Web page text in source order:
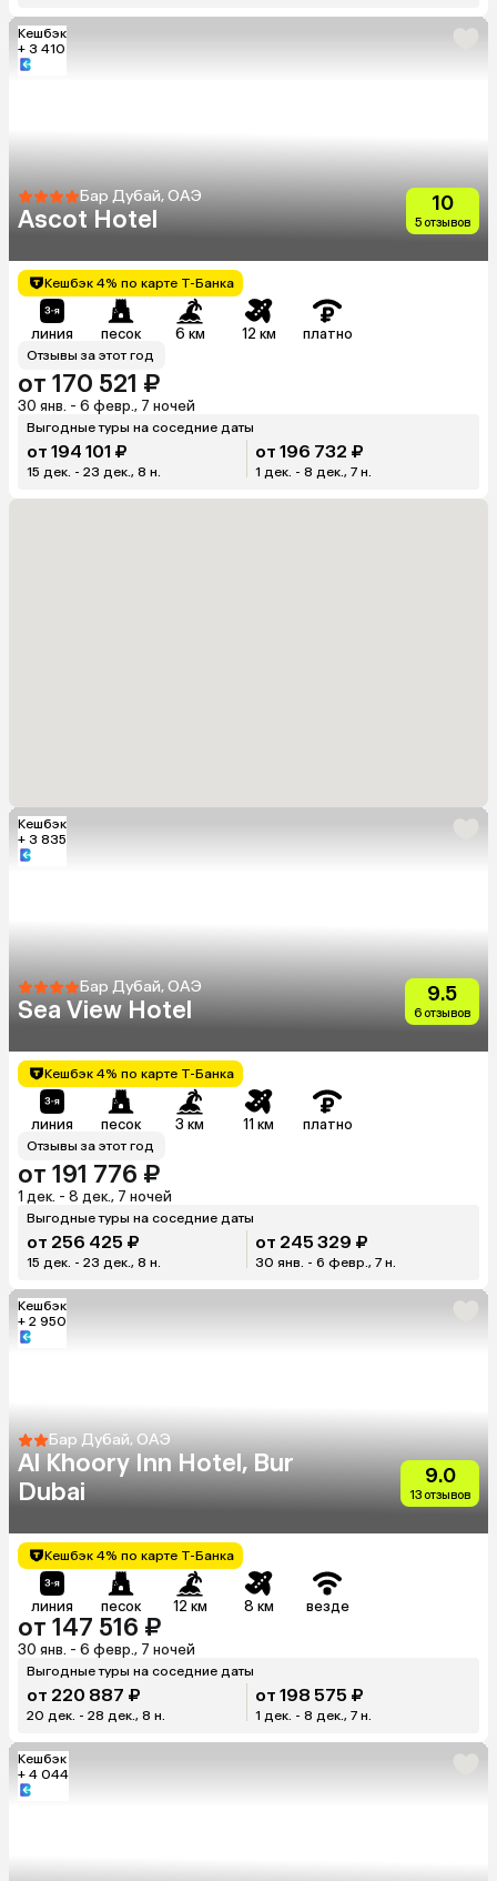
Кешбэк
+ 3 410
Бар Дубай, ОАЭ
Ascot Hotel
10
5 отзывов
Кешбэк 4% по карте Т-Банка
линия песок 6 км 12 км платно
Отзывы за этот год
от 170 521 ₽
30 янв. - 6 февр., 7 ночей
Выгодные туры на соседние даты
от 194 101 ₽
15 дек. - 23 дек., 8 н.
от 196 732 ₽
1 дек. - 8 дек., 7 н.
Кешбэк
+ 3 835
Бар Дубай, ОАЭ
Sea View Hotel
9.5
6 отзывов
Кешбэк 4% по карте Т-Банка
линия песок 3 км 11 км платно
Отзывы за этот год
от 191 776 ₽
1 дек. - 8 дек., 7 ночей
Выгодные туры на соседние даты
от 256 425 ₽
15 дек. - 23 дек., 8 н.
от 245 329 ₽
30 янв. - 6 февр., 7 н.
Кешбэк
+ 2 950
Бар Дубай, ОАЭ
Al Khoory Inn Hotel, Bur
Dubai
9.0
13 отзывов
Кешбэк 4% по карте Т-Банка
линия песок 12 км 8 км везде
от 147 516 ₽
30 янв. - 6 февр., 7 ночей
Выгодные туры на соседние даты
от 220 887 ₽
20 дек. - 28 дек., 8 н.
от 198 575 ₽
1 дек. - 8 дек., 7 н.
Кешбэк
+ 4 044